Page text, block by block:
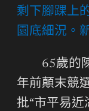
剩下腳踝上
園底細況。
65歲的
年前顛末競
批“市平易近